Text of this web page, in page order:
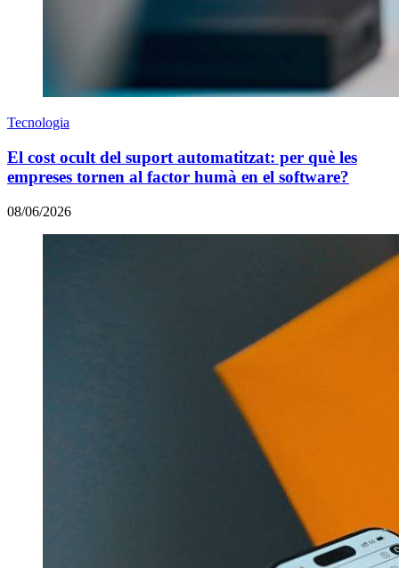
Tecnologia
El cost ocult del suport automatitzat: per què les
empreses tornen al factor humà en el software?
08/06/2026